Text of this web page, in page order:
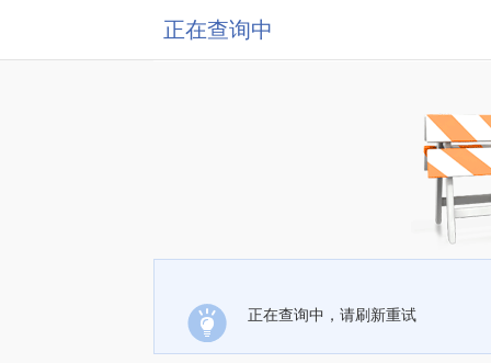
正在查询中
正在查询中，请刷新重试